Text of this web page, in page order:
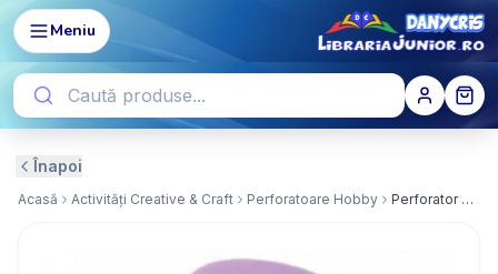
Meniu
Înapoi
Acasă Activități Creative & Craft Perforatoare Hobby Perforator Hobby 2.5CM Mana DACO (PF025/26)